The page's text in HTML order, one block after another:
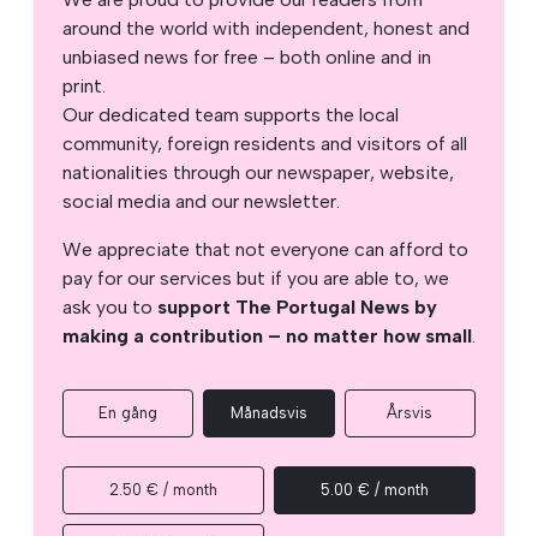
around the world with independent, honest and
unbiased news for free – both online and in
print.
Our dedicated team supports the local
community, foreign residents and visitors of all
nationalities through our newspaper, website,
social media and our newsletter.
We appreciate that not everyone can afford to
pay for our services but if you are able to, we
ask you to support The Portugal News by
making a contribution – no matter how small.
En gång Månadsvis Årsvis
2.50 € / month 5.00 € / month